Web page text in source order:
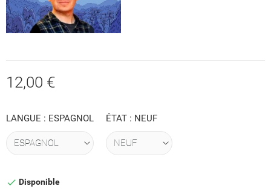
12,00 €
LANGUE : ESPAGNOL ÉTAT : NEUF
 Disponible